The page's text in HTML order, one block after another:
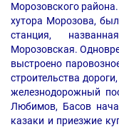
Морозовского
хутора Морозова,
станция,
Морозовская.
выстроено
строительства
железнодорожный
Любимов, Басов
казаки и приезжие